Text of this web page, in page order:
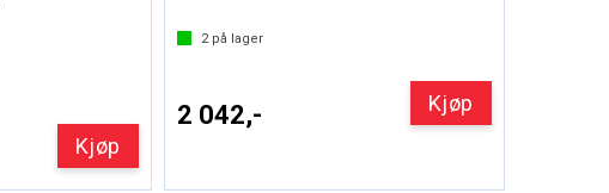
Kjøp
2på lager
2 042,- Kjøp